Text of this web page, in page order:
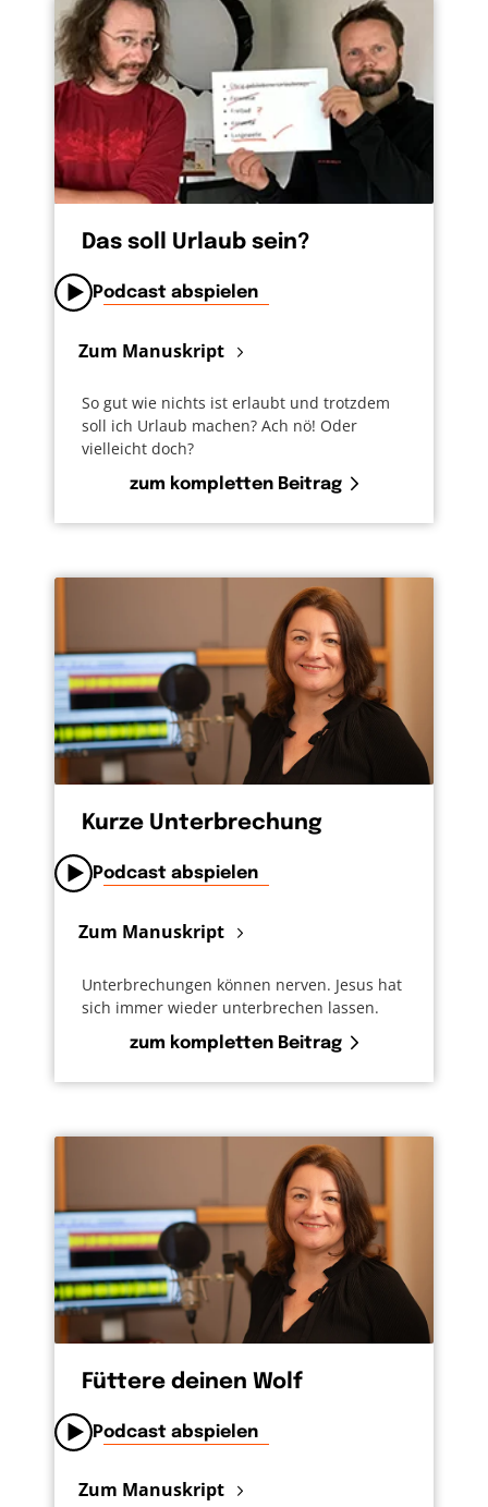
Das soll Urlaub sein?
Podcast abspielen
Zum Manuskript
So gut wie nichts ist erlaubt und trotzdem
soll ich Urlaub machen? Ach nö! Oder
vielleicht doch?
zum kompletten Beitrag
Kurze Unterbrechung
Podcast abspielen
Zum Manuskript
Unterbrechungen können nerven. Jesus hat
sich immer wieder unterbrechen lassen.
zum kompletten Beitrag
Füttere deinen Wolf
Podcast abspielen
Zum Manuskript